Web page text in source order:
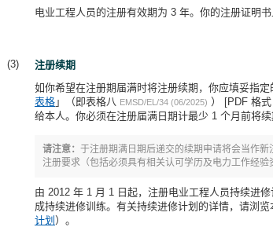
电业工程人员的注册有效期为 3 年。你的注册证明
注册续期
如你希望在注册期届满时将注册续期，你应填妥指定
表格 」（即表格八 EMSD/EL/34 (06/2025) ） [PDF 格
给本人。你必须在注册届满日期计最少 1 个月前将
请注意： 于注册期满日期后递交的续期申请将会当作
注册要求（包括必须具有相关认可学历及电力工作经
由 2012 年 1 月 1 日起，注册电业工程人员持续进
成持续进修训练。有关持续进修计划的详情，请浏
计划 ）。